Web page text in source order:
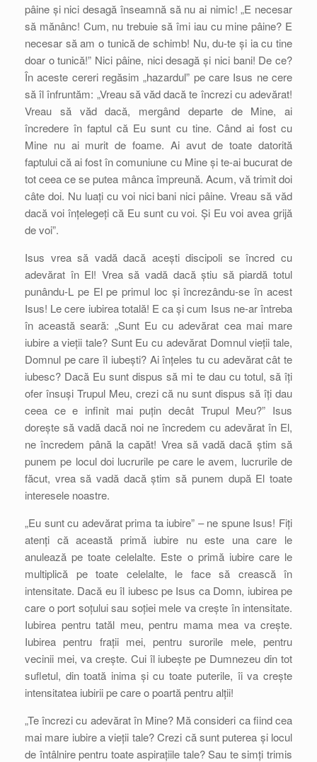
pâine și nici desagă înseamnă să nu ai nimic! „E necesar
să mănânc! Cum, nu trebuie să îmi iau cu mine pâine? E
necesar să am o tunică de schimb! Nu, du-te și ia cu tine
doar o tunică!” Nici pâine, nici desagă și nici bani! De ce?
În aceste cereri regăsim „hazardul” pe care Isus ne cere
să îl înfruntăm: „Vreau să văd dacă te încrezi cu adevărat!
Vreau să văd dacă, mergând departe de Mine, ai
încredere în faptul că Eu sunt cu tine. Când ai fost cu
Mine nu ai murit de foame. Ai avut de toate datorită
faptului că ai fost în comuniune cu Mine și te-ai bucurat de
tot ceea ce se putea mânca împreună. Acum, vă trimit doi
câte doi. Nu luați cu voi nici bani nici pâine. Vreau să văd
dacă voi înțelegeți că Eu sunt cu voi. Și Eu voi avea grijă
de voi”.
Isus vrea să vadă dacă acești discipoli se încred cu
adevărat în El! Vrea să vadă dacă știu să piardă totul
punându-L pe El pe primul loc și încrezându-se în acest
Isus! Le cere iubirea totală! E ca și cum Isus ne-ar întreba
în această seară: „Sunt Eu cu adevărat cea mai mare
iubire a vieții tale? Sunt Eu cu adevărat Domnul vieții tale,
Domnul pe care îl iubești? Ai înțeles tu cu adevărat cât te
iubesc? Dacă Eu sunt dispus să mi te dau cu totul, să îți
ofer însuși Trupul Meu, crezi că nu sunt dispus să îți dau
ceea ce e infinit mai puțin decât Trupul Meu?” Isus
dorește să vadă dacă noi ne încredem cu adevărat în El,
ne încredem până la capăt! Vrea să vadă dacă știm să
punem pe locul doi lucrurile pe care le avem, lucrurile de
făcut, vrea să vadă dacă știm să punem după El toate
interesele noastre.
„Eu sunt cu adevărat prima ta iubire” – ne spune Isus! Fiți
atenți că această primă iubire nu este una care le
anulează pe toate celelalte. Este o primă iubire care le
multiplică pe toate celelalte, le face să crească în
intensitate. Dacă eu îl iubesc pe Isus ca Domn, iubirea pe
care o port soțului sau soției mele va crește în intensitate.
Iubirea pentru tatăl meu, pentru mama mea va crește.
Iubirea pentru frații mei, pentru surorile mele, pentru
vecinii mei, va crește. Cui îl iubește pe Dumnezeu din tot
sufletul, din toată inima și cu toate puterile, îi va crește
intensitatea iubirii pe care o poartă pentru alții!
„Te încrezi cu adevărat în Mine? Mă consideri ca fiind cea
mai mare iubire a vieții tale? Crezi că sunt puterea și locul
de întâlnire pentru toate aspirațiile tale? Sau te simți trimis